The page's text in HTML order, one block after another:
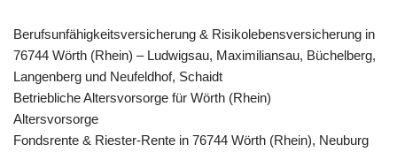
Berufsunfähigkeitsversicherung & Risikolebensversicherung in
76744 Wörth (Rhein) – Ludwigsau, Maximiliansau, Büchelberg,
Langenberg und Neufeldhof, Schaidt
Betriebliche Altersvorsorge für Wörth (Rhein)
Altersvorsorge
Fondsrente & Riester-Rente in 76744 Wörth (Rhein), Neuburg